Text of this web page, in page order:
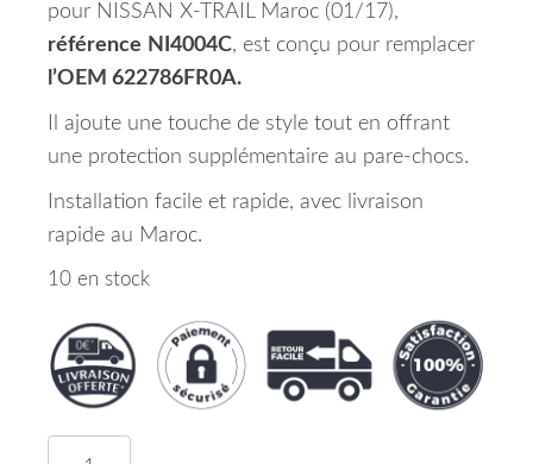
pour NISSAN X-TRAIL Maroc (01/17),
référence NI4004C, est conçu pour remplacer
l’OEM 622786FR0A.
Il ajoute une touche de style tout en offrant
une protection supplémentaire au pare-chocs.
Installation facile et rapide, avec livraison
rapide au Maroc.
10 en stock